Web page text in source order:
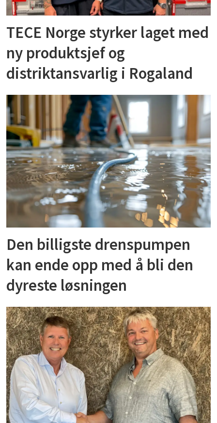
TECE Norge styrker laget med
ny produktsjef og
distriktansvarlig i Rogaland
Den billigste drenspumpen
kan ende opp med å bli den
dyreste løsningen